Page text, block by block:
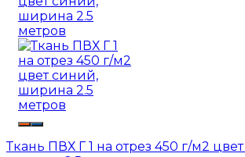
Ткань ПВХ Г 1 на отрез 450 г/м2